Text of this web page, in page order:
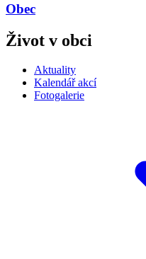
Obec
Život v obci
Aktuality
Kalendář akcí
Fotogalerie